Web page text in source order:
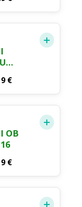
€
OB
€